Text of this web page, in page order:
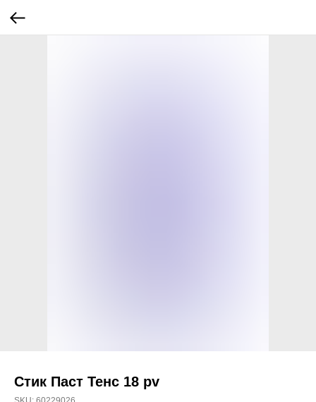
Стик Паст Тенс 18 pv